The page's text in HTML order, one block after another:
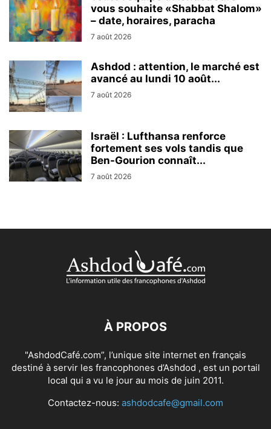
vous souhaite «Shabbat Shalom»
– date, horaires, paracha
7 août 2026
Ashdod : attention, le marché est
avancé au lundi 10 août...
7 août 2026
Israël : Lufthansa renforce
fortement ses vols tandis que
Ben-Gourion connaît...
7 août 2026
À PROPOS
"AshdodCafé.com”, l’unique site internet en français
destiné à servir les francophones d’Ashdod , est un portail
local qui a vu le jour au mois de juin 2011.
Contactez-nous: ashdodcafe@gmail.com